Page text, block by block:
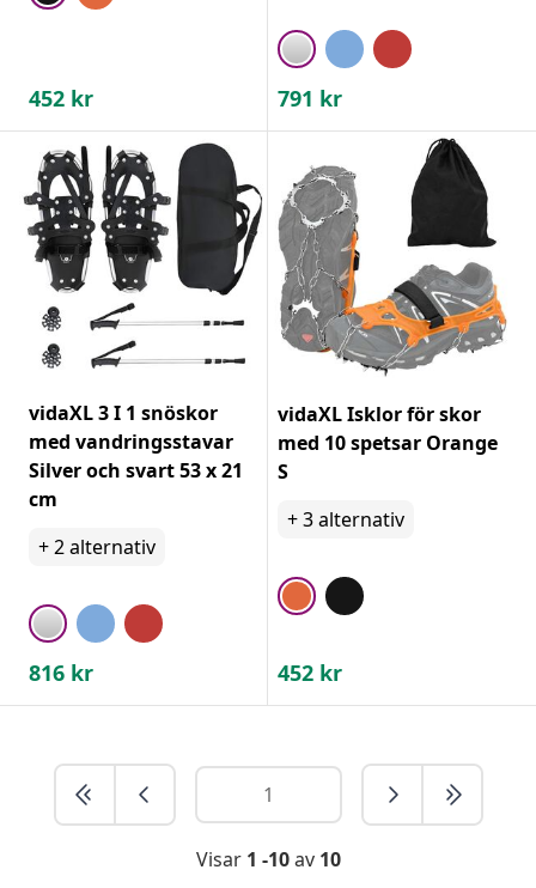
452 kr 791 kr
vidaXL 3 I 1 snöskor
med vandringsstavar
Silver och svart 53 x 21
cm
+2alternativ
816 kr
vidaXL Isklor för skor
med 10 spetsar Orange
S
+3alternativ
452 kr
Visar 1 -10av 10